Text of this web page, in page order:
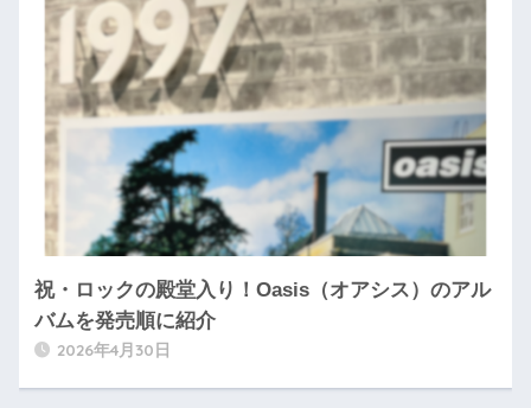
祝・ロックの殿堂入り！Oasis（オアシス）のアル
バムを発売順に紹介
2026年4月30日